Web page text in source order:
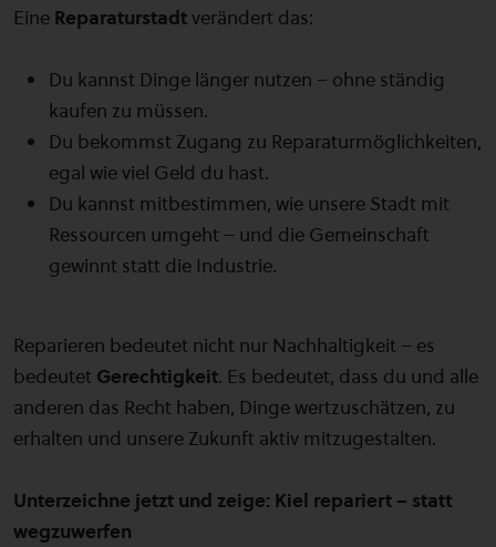
Eine Reparaturstadtverändert das:
Du kannst Dinge länger nutzen – ohne ständig
kaufen zu müssen.
Du bekommst Zugang zu Reparaturmöglichkeiten,
egal wie viel Geld du hast.
Du kannst mitbestimmen, wie unsere Stadt mit
Ressourcen umgeht – und die Gemeinschaft
gewinnt statt die Industrie.
Reparieren bedeutet nicht nur Nachhaltigkeit – es
bedeutet Gerechtigkeit. Es bedeutet, dass du und alle
anderen das Recht haben, Dinge wertzuschätzen, zu
erhalten und unsere Zukunft aktiv mitzugestalten.
Unterzeichne jetzt und zeige: Kiel repariert – statt
wegzuwerfen